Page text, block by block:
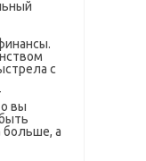
с
вы
больше, а